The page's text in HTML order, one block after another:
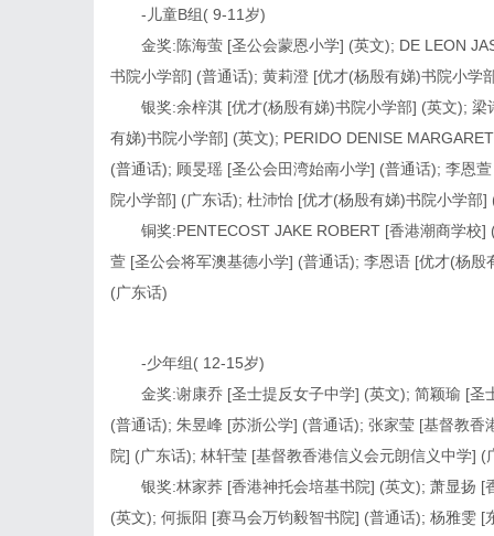
-儿童B组( 9-11岁)
金奖:陈海萤 [圣公会蒙恩小学] (英文); DE LEON
书院小学部] (普通话); 黄莉澄 [优才(杨殷有娣)书院小学
银奖:余梓淇 [优才(杨殷有娣)书院小学部] (英文);
有娣)书院小学部] (英文); PERIDO DENISE
(普通话); 顾旻瑶 [圣公会田湾始南小学] (普通话); 李恩
院小学部] (广东话); 杜沛怡 [优才(杨殷有娣)书院小学部]
铜奖:PENTECOST JAKE ROBERT [香港潮商学
萱 [圣公会将军澳基德小学] (普通话); 李恩语 [优才(杨
(广东话)
-少年组( 12-15岁)
金奖:谢康乔 [圣士提反女子中学] (英文); 简颖瑜 [
(普通话); 朱昱峰 [苏浙公学] (普通话); 张家莹 [基督教
院] (广东话); 林轩莹 [基督教香港信义会元朗信义中学] (
银奖:林家荞 [香港神托会培基书院] (英文); 萧显扬
(英文); 何振阳 [赛马会万钧毅智书院] (普通话); 杨雅雯